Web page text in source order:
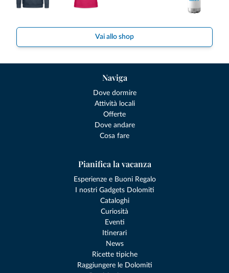
Vai allo shop
Naviga
Dove dormire
Attività locali
Offerte
Dove andare
Cosa fare
Pianifica la vacanza
Esperienze e Buoni Regalo
I nostri Gadgets Dolomiti
Cataloghi
Curiosità
Eventi
Itinerari
News
Ricette tipiche
Raggiungere le Dolomiti